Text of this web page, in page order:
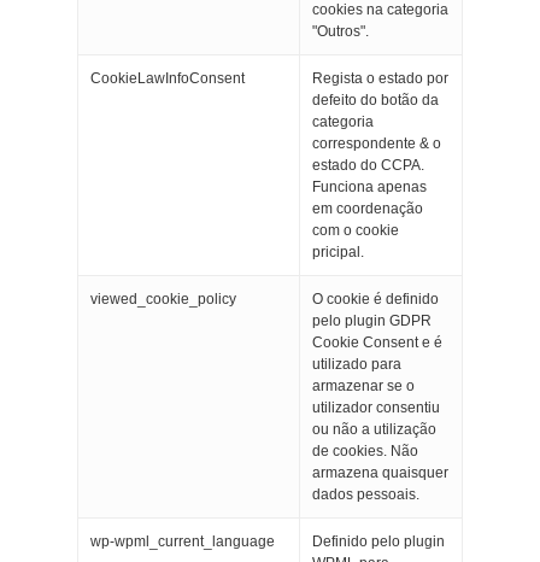
cookies na categoria
"Outros".
CookieLawInfoConsent
Regista o estado por
defeito do botão da
categoria
correspondente & o
estado do CCPA.
Funciona apenas
em coordenação
com o cookie
pricipal.
viewed_cookie_policy
O cookie é definido
pelo plugin GDPR
Cookie Consent e é
utilizado para
armazenar se o
utilizador consentiu
ou não a utilização
de cookies. Não
armazena quaisquer
dados pessoais.
wp-wpml_current_language
Definido pelo plugin